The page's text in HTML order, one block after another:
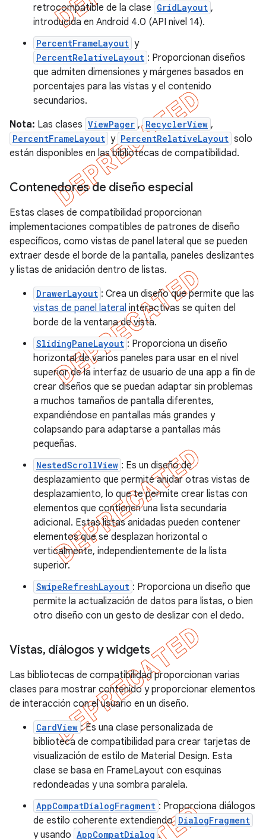
retrocompatible de la clase GridLayout ,
introducida en Android 4.0 (API nivel 14).
PercentFrameLayout y
PercentRelativeLayout : Proporcionan diseños
que admiten dimensiones y márgenes basados en
porcentajes para las vistas y el contenido
secundarios.
Nota: Las clases ViewPager , RecyclerView ,
PercentFrameLayout y PercentRelativeLayout solo
están disponibles en las bibliotecas de compatibilidad.
Contenedores de diseño especial
Estas clases de compatibilidad proporcionan
implementaciones compatibles de patrones de diseño
específicos, como vistas de panel lateral que se pueden
extraer desde el borde de la pantalla, paneles deslizantes
y listas de anidación dentro de listas.
DrawerLayout : Crea un diseño que permite que las
vistas de panel lateral interactivas se quiten del
borde de la ventana de vista.
SlidingPaneLayout : Proporciona un diseño
horizontal de varios paneles para usar en el nivel
superior de la interfaz de usuario de una app a fin de
crear diseños que se puedan adaptar sin problemas
a muchos tamaños de pantalla diferentes,
expandiéndose en pantallas más grandes y
colapsando para adaptarse a pantallas más
pequeñas.
NestedScrollView : Es un diseño de
desplazamiento que permite anidar otras vistas de
desplazamiento, lo que te permite crear listas con
elementos que contienen una lista secundaria
adicional. Estas listas anidadas pueden contener
elementos que se desplazan horizontal o
verticalmente, independientemente de la lista
superior.
SwipeRefreshLayout : Proporciona un diseño que
permite la actualización de datos para listas, o bien
otro diseño con un gesto de deslizar con el dedo.
Vistas, diálogos y widgets
Las bibliotecas de compatibilidad proporcionan varias
clases para mostrar contenido y proporcionar elementos
de interacción con el usuario en un diseño.
CardView : Es una clase personalizada de
biblioteca de compatibilidad para crear tarjetas de
visualización de estilo de Material Design. Esta
clase se basa en FrameLayout con esquinas
redondeadas y una sombra paralela.
AppCompatDialogFragment : Proporciona diálogos
de estilo coherente extendiendo DialogFragment
y usando AppCompatDialog .